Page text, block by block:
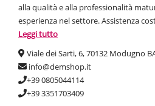
alla qualità e alla professionalità
esperienza nel settore. Assistenza
Leggi tutto
Viale dei Sarti, 6, 70132 Modugno
info@demshop.it
+39 0805044114
+39 3351703409